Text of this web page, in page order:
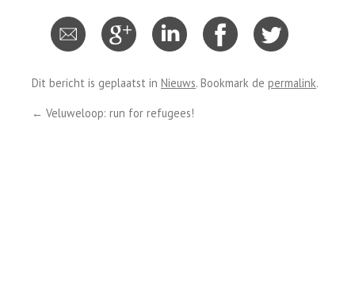
Dit bericht is geplaatst in Nieuws. Bookmark de permalink.
← Veluweloop: run for refugees!